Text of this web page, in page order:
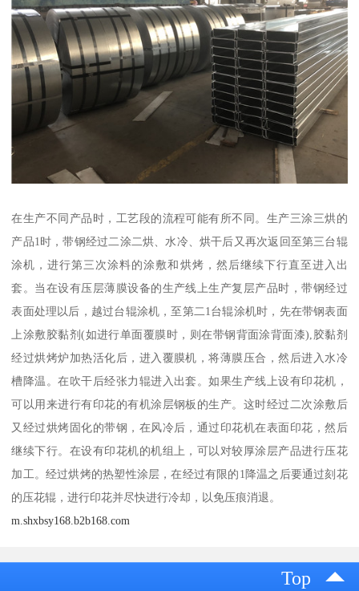
在生产不同产品时，工艺段的流程可能有所不同。生产三涂三烘的
产品1时，带钢经过二涂二烘、水冷、烘干后又再次返回至第三台辊
涂机，进行第三次涂料的涂敷和烘烤，然后继续下行直至进入出
套。当在设有压层薄膜设备的生产线上生产复层产品时，带钢经过
表面处理以后，越过台辊涂机，至第二1台辊涂机时，先在带钢表面
上涂敷胶黏剂(如进行单面覆膜时，则在带钢背面涂背面漆),胶黏剂
经过烘烤炉加热活化后，进入覆膜机，将薄膜压合，然后进入水冷
槽降温。在吹干后经张力辊进入出套。如果生产线上设有印花机，
可以用来进行有印花的有机涂层钢板的生产。这时经过二次涂敷后
又经过烘烤固化的带钢，在风冷后，通过印花机在表面印花，然后
继续下行。在设有印花机的机组上，可以对较厚涂层产品进行压花
加工。经过烘烤的热塑性涂层，在经过有限的1降温之后要通过刻花
的压花辊，进行印花并尽快进行冷却，以免压痕消退。
m.shxbsy168.b2b168.com
Top